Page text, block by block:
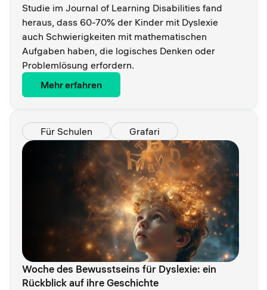
Studie im Journal of Learning Disabilities fand
heraus, dass 60-70% der Kinder mit Dyslexie
auch Schwierigkeiten mit mathematischen
Aufgaben haben, die logisches Denken oder
Problemlösung erfordern.
Mehr erfahren
Für Schulen Grafari
Woche des Bewusstseins für Dyslexie: ein
Rückblick auf ihre Geschichte